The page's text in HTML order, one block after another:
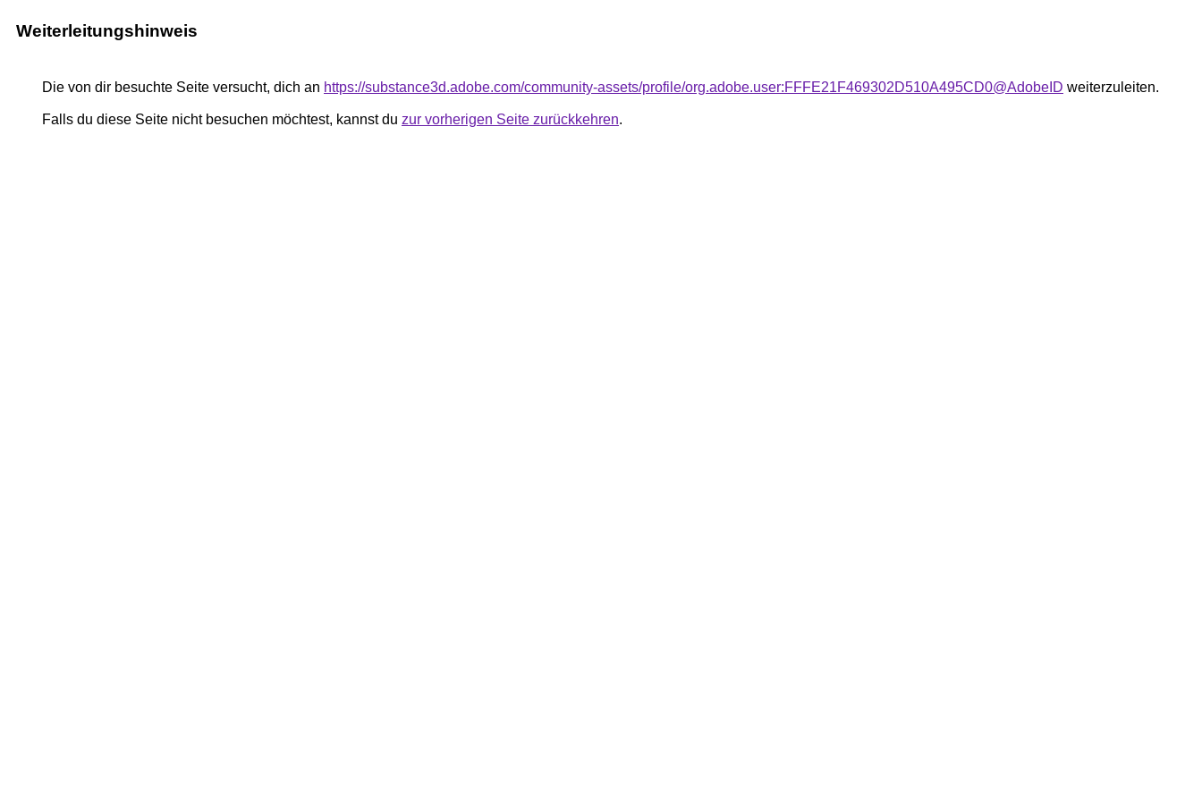
Weiterleitungshinweis
Die von dir besuchte Seite versucht, dich an https://substance3d.adobe.com/community-assets/profile/org.adobe.user:FFFE21F469302D510A495CD0@AdobeID weiterzuleiten.
Falls du diese Seite nicht besuchen möchtest, kannst du zur vorherigen Seite zurückkehren.